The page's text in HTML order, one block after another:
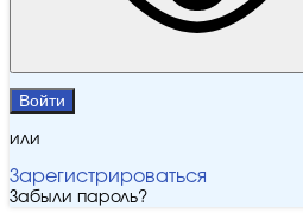
Войти
или
Зарегистрироваться
Забыли пароль?